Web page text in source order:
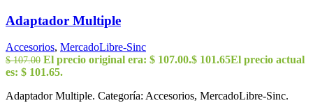
Adaptador Multiple
Accesorios, MercadoLibre-Sinc
$107.00 El precio original era: $ 107.00.$ 101.65El precio actual
es: $ 101.65.
Adaptador Multiple. Categoría: Accesorios, MercadoLibre-Sinc.